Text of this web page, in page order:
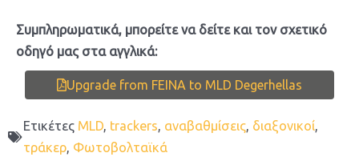
Συμπληρωματικά, μπορείτε να δείτε και τον σχετικό
οδηγό μας στα αγγλικά:
Upgrade from FEINA to MLD Degerhellas
Ετικέτες MLD trackers αναβαθμίσεις διαξονικοί
τράκερ Φωτοβολταϊκά